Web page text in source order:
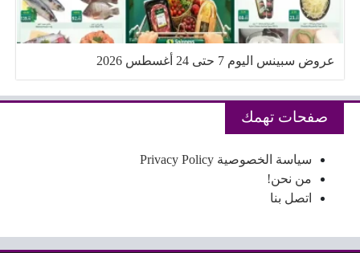
عروض سبينس اليوم 7 حتى 24 أغسطس 2026
صفحات تهمك
سياسة الخصوصية Privacy Policy
من نحن!
اتصل بنا